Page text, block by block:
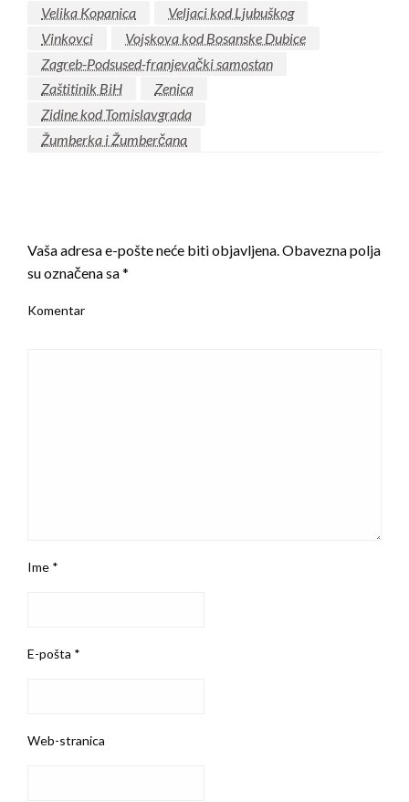
Velika Kopanica
Veljaci kod Ljubuškog
Vinkovci
Vojskova kod Bosanske Dubice
Zagreb-Podsused-franjevački samostan
Zaštitinik BiH
Zenica
Zidine kod Tomislavgrada
Žumberka i Žumberčana
Vaša adresa e-pošte neće biti objavljena.Obavezna polja
su označena sa*
Komentar
Ime *
E-pošta *
Web-stranica